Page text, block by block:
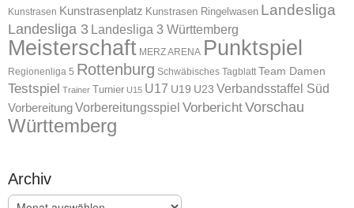
Kunstrasen Kunstrasenplatz Kunstrasen Ringelwasen Landesliga
Landesliga 3 Landesliga 3 Württemberg
Meisterschaft MERZ ARENA Punktspiel
Regionenliga 5 Rottenburg Schwäbisches Tagblatt Team Damen
Testspiel Trainer Turnier U15 U17 U19 U23 Verbandsstaffel Süd
VorbereitungVorbereitungsspiel VorberichtVorschau
Württemberg
Archiv
Archiv